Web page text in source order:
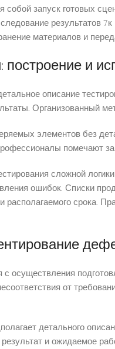
собой запуск готовых
результатов
материалов и
построение и
описание
Организованный
элементов без
сложной
ошибок. Списки
располагаемого срока.
с осуществления
от
детального
и ожидаемое